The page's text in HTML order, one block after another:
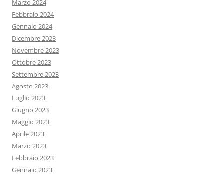
Marzo 2024
Febbraio 2024
Gennaio 2024
Dicembre 2023
Novembre 2023
Ottobre 2023
Settembre 2023
Agosto 2023
Luglio 2023
Giugno 2023
Maggio 2023
Aprile 2023
Marzo 2023
Febbraio 2023
Gennaio 2023